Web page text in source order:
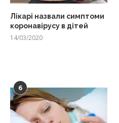
Лікарі назвали симптоми
коронавірусу в дітей
14/03/2020
6